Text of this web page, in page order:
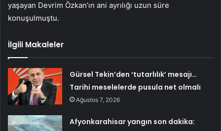
yaşayan Devrim Özkan’ın ani ayrılığı uzun süre
konuşulmuştu.
İlgili Makaleler
Gürsel Tekin’den ‘tutarlılık’ mesajı…
Tarihi meselelerde pusula net olmalı
Ağustos 7, 2026
Afyonkarahisar yangın son dakika: